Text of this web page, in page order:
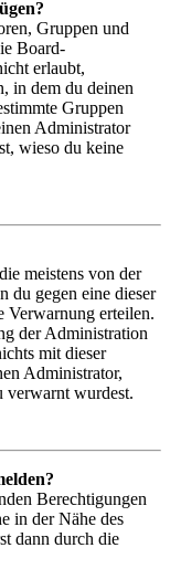
Gruppen und
Board-
erlaubt,
in dem du deinen
Gruppen
Administrator
wieso du keine
meistens von der
du gegen eine dieser
Verwarnung erteilen.
der Administration
mit dieser
Administrator,
verwarnt wurdest.
Berechtigungen
in der Nähe des
dann durch die